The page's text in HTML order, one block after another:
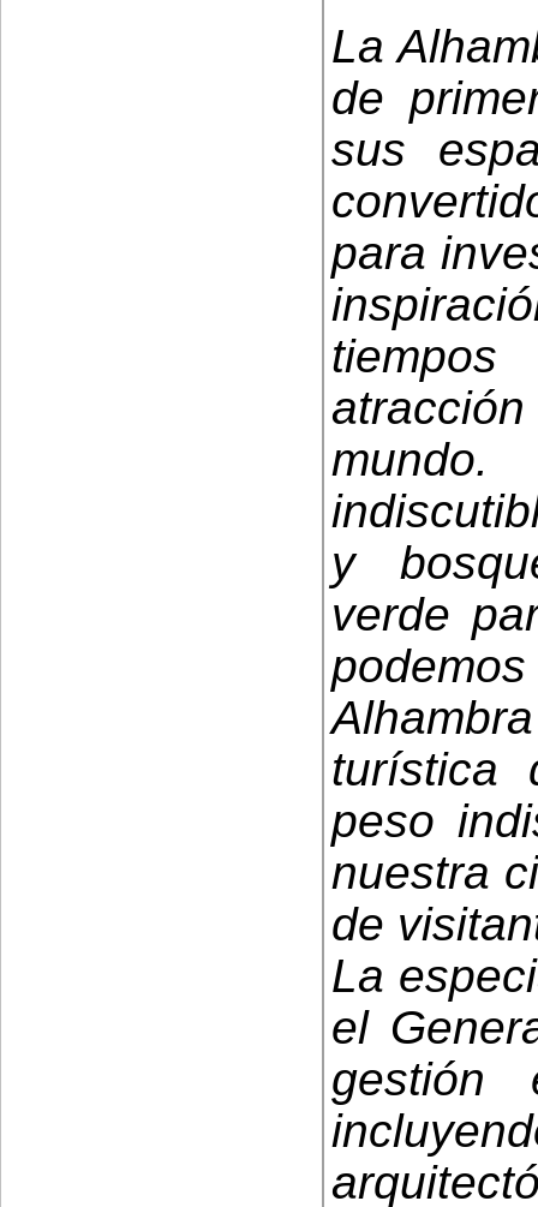
La
de
sus
para
y
verde
turística
peso
nuestra
de
La
el
gestión